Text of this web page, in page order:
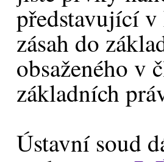
představující
zásah do
obsaženého v
základních
Ústavní soud